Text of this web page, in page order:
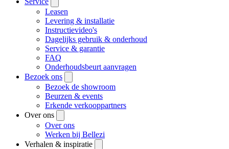
Leasen
Levering & installatie
Instructievideo's
Dagelijks gebruik & onderhoud
Service & garantie
FAQ
Onderhoudsbeurt aanvragen
Bezoek ons
Bezoek de showroom
Beurzen & events
Erkende verkooppartners
Over ons
Over ons
Werken bij Bellezi
Verhalen & inspiratie